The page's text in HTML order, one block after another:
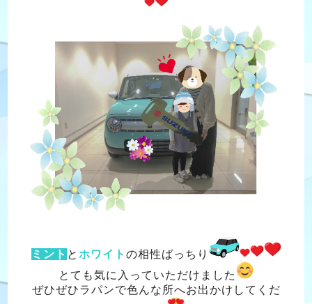
ミント と ホワイト の相性ばっちり
とても気に入っていただけました
ぜひぜひラパンで色んな所へお出かけしてくだ